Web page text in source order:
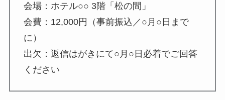
会場：ホテル○○ 3階「松の間」
会費：12,000円（事前振込／○月○日まで
に）
出欠：返信はがきにて○月○日必着でご回答
ください